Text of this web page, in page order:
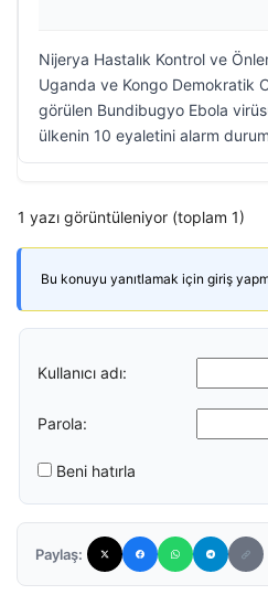
Nijerya Hastalık Kontrol ve
Uganda ve Kongo Demokratik
görülen Bundibugyo Ebola
ülkenin 10 eyaletini alarm
1 yazı görüntüleniyor (toplam 1)
Bu konuyu yanıtlamak için giriş
Kullanıcı adı:
Parola:
Beni hatırla
Paylaş: